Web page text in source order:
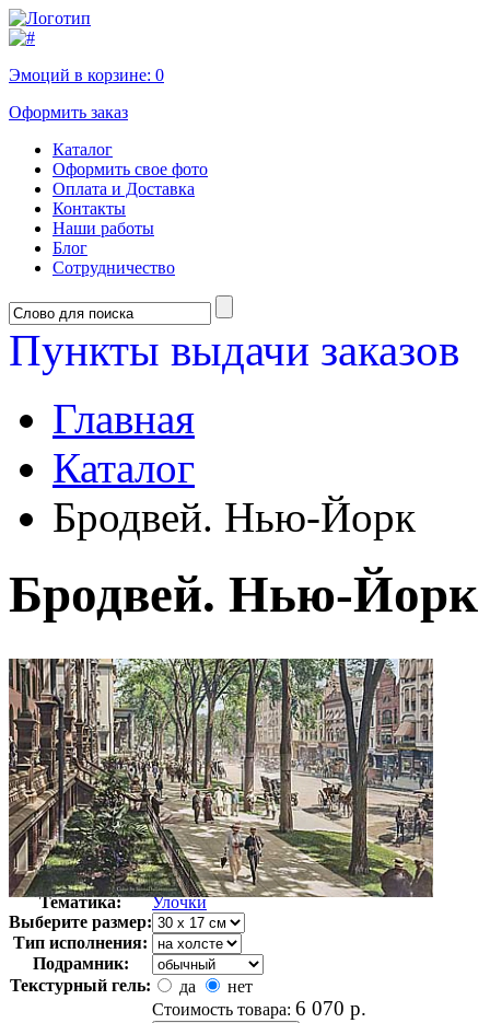
Эмоций в корзине: 0
Оформить заказ
Каталог
Оформить свое фото
Оплата и Доставка
Контакты
Наши работы
Блог
Сотрудничество
Пункты выдачи заказов
Главная
Каталог
Бродвей. Нью-Йорк
Бродвей. Нью-Йорк
Автор:
Неизвестно
Арт-стиль
Фотография
Тематика:
Улочки
Выберите размер:
Тип исполнения:
Подрамник:
Текстурный гель:
да
нет
Стоимость товара: 6 070 р.